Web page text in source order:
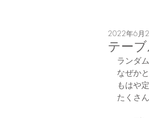
テーブ
2022年6月
ランダ
なぜか
もはや
たくさ